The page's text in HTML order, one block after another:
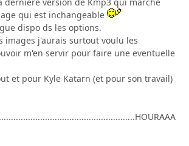
qui est inchangeable
dispo ds les options.
images j'aurais surtout voulu les
m'en servir pour faire une eventuelle
et pour Kyle Katarn (et pour son travail)